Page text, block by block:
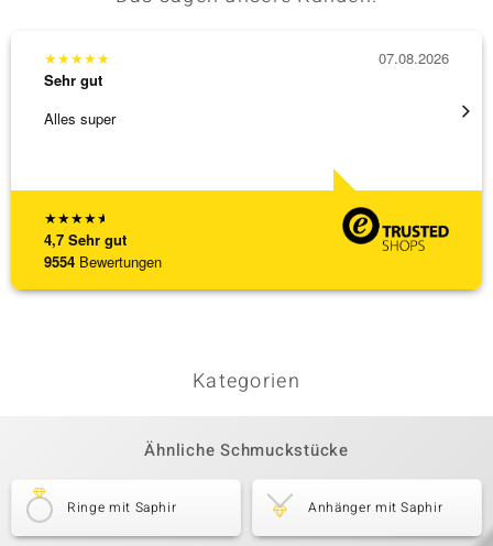
★★★★★
4,7 Sehr gut
9554 Bewertungen
★★★★★
Sehr gut
Alles super
07.08.2026
Die
Kategorien
Ähnliche Schmuckstücke
Ringe mit Saphir Anhänger mit Saphir